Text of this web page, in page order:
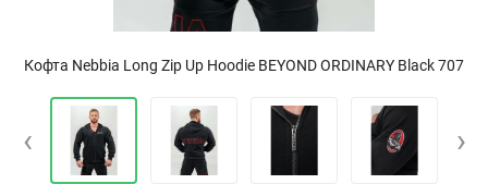
Кофта Nebbia Long Zip Up Hoodie BEYOND ORDINARY Black 707
‹ ›